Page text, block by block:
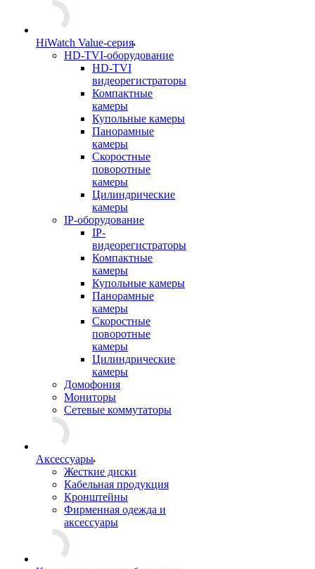
HiWatch Value-серия
HD-TVI-оборудование
HD-TVI
видеорегистраторы
Компактные
камеры
Купольные камеры
Панорамные
камеры
Скоростные
поворотные
камеры
Цилиндрические
камеры
IP-оборудование
IP-
видеорегистраторы
Компактные
камеры
Купольные камеры
Панорамные
камеры
Скоростные
поворотные
камеры
Цилиндрические
камеры
Домофония
Мониторы
Сетевые коммутаторы
Аксессуары
Жесткие диски
Кабельная продукция
Кронштейны
Фирменная одежда и
аксессуары